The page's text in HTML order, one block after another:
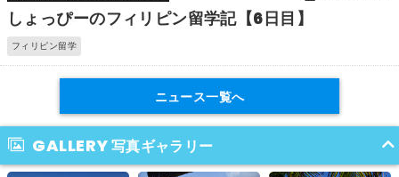
しょっぴーのフィリピン留学記【6日目】
フィリピン留学
ニュース一覧へ
GALLERY写真ギャラリー